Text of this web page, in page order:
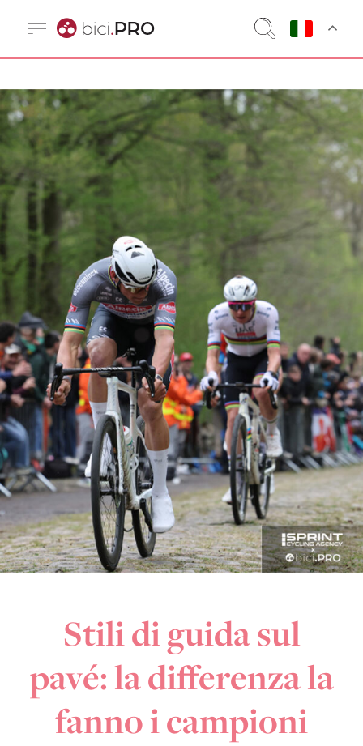
Stili di guida sul
pavé: la differenza la
fanno i campioni